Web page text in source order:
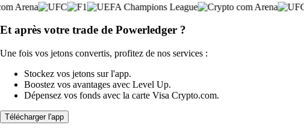
Et après votre trade de Powerledger ?
Une fois vos jetons convertis, profitez de nos services :
Stockez vos jetons sur l'app.
Boostez vos avantages avec Level Up.
Dépensez vos fonds avec la carte Visa Crypto.com.
Télécharger l'app